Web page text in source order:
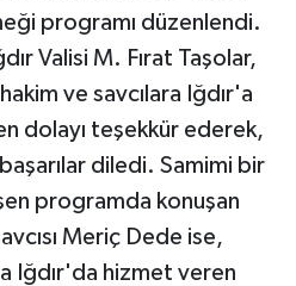
programı düzenlendi.
Valisi M. Fırat Taşolar,
ve savcılara Iğdır'a
dolayı teşekkür ederek,
diledi. Samimi bir
programda konuşan
Meriç Dede ise,
Iğdır'da hizmet veren